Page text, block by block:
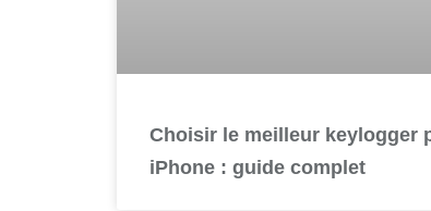
Choisir le meilleur keylogger
iPhone : guide complet